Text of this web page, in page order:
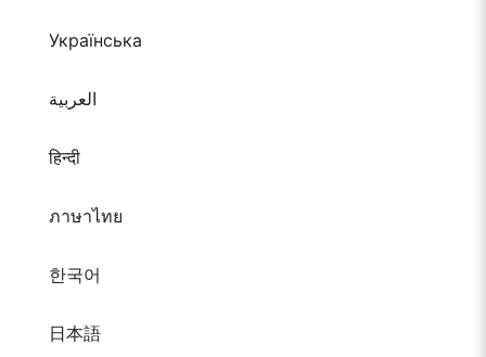
Українська
العربية
हिन्दी
ภาษาไทย
한국어
日本語